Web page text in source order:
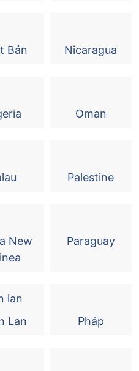
Bản Nicaragua
Oman
Palestine
New
Paraguay
Lan Pháp